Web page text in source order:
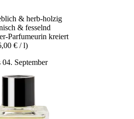
& herb-holzig
& fesselnd
Parfumeurin kreiert
€ / l)
September